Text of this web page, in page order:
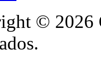
© 2026